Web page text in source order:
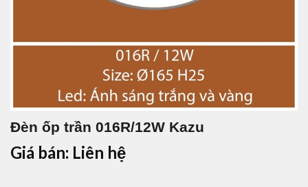
Đèn ốp trần 016R/12W Kazu
Giá bán: Liên hệ